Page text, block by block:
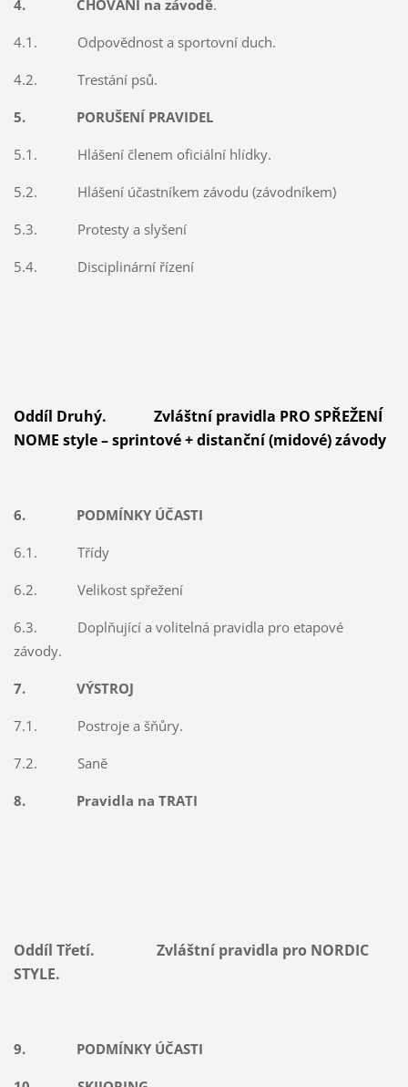
4. CHOVÁNÍ na závodě.
4.1. Odpovědnost a sportovní duch.
4.2. Trestání psů.
5. PORUŠENÍ PRAVIDEL
5.1. Hlášení členem oficiální hlídky.
5.2. Hlášení účastníkem závodu (závodníkem)
5.3. Protesty a slyšení
5.4. Disciplinární řízení
Oddíl Druhý. Zvláštní pravidla PRO SPŘEŽENÍ
NOME style – sprintové + distanční (midové) závody
6. PODMÍNKY ÚČASTI
6.1. Třídy
6.2. Velikost spřežení
6.3. Doplňující a volitelná pravidla pro etapové
závody.
7. VÝSTROJ
7.1. Postroje a šňůry.
7.2. Saně
8. Pravidla na TRATI
Oddíl Třetí. Zvláštní pravidla pro NORDIC
STYLE.
9. PODMÍNKY ÚČASTI